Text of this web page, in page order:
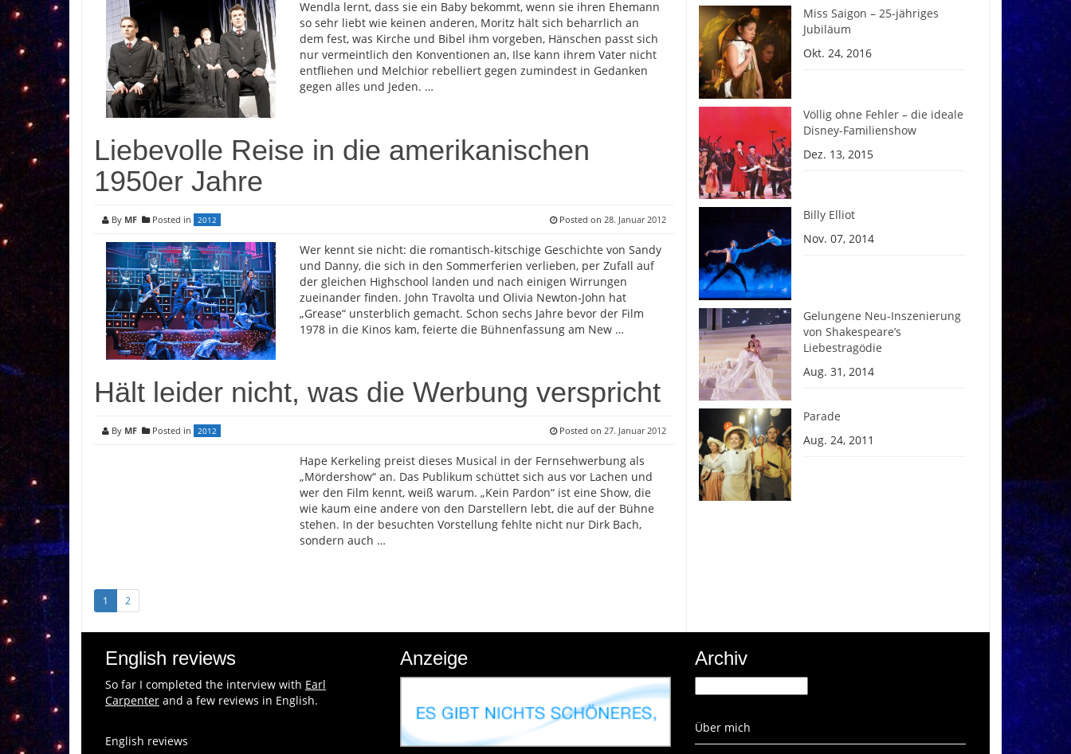
Wendla lernt, dass sie ein Baby bekommt, wenn sie ihren Ehemann
so sehr liebt wie keinen anderen, Moritz hält sich beharrlich an
dem fest, was Kirche und Bibel ihm vorgeben, Hänschen passt sich
nur vermeintlich den Konventionen an, Ilse kann ihrem Vater nicht
entfliehen und Melchior rebelliert gegen zumindest in Gedanken
gegen alles und Jeden. …
Liebevolle Reise in die amerikanischen
1950er Jahre
By MF Posted in 2012 Posted on 28. Januar 2012
Wer kennt sie nicht: die romantisch-kitschige Geschichte von Sandy
und Danny, die sich in den Sommerferien verlieben, per Zufall auf
der gleichen Highschool landen und nach einigen Wirrungen
zueinander finden. John Travolta und Olivia Newton-John hat
„Grease“ unsterblich gemacht. Schon sechs Jahre bevor der Film
1978 in die Kinos kam, feierte die Bühnenfassung am New …
Hält leider nicht, was die Werbung verspricht
By MF Posted in 2012 Posted on 27. Januar 2012
Hape Kerkeling preist dieses Musical in der Fernsehwerbung als
„Mördershow“ an. Das Publikum schüttet sich aus vor Lachen und
wer den Film kennt, weiß warum. „Kein Pardon“ ist eine Show, die
wie kaum eine andere von den Darstellern lebt, die auf der Bühne
stehen. In der besuchten Vorstellung fehlte nicht nur Dirk Bach,
sondern auch …
1 2
Miss Saigon – 25-jähriges
Jubiläum
Okt. 24, 2016
Völlig ohne Fehler – die ideale
Disney-Familienshow
Dez. 13, 2015
Billy Elliot
Nov. 07, 2014
Gelungene Neu-Inszenierung
von Shakespeare’s
Liebestragödie
Aug. 31, 2014
Parade
Aug. 24, 2011
English reviews
So far I completed the interview with Earl
Carpenter and a few reviews in English.
English reviews
Anzeige Archiv
Über mich